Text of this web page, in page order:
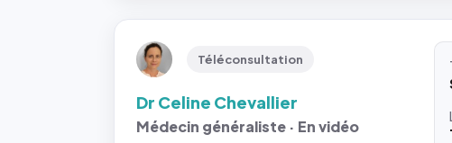
Téléconsultation
Dr Celine Chevallier
Médecin généraliste · En vidéo